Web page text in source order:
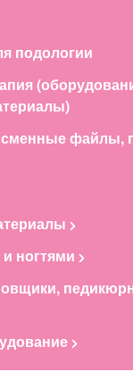
подологии
файлы,
ногтями